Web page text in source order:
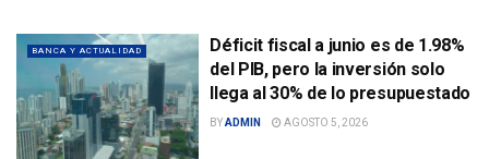
BANCA Y ACTUALIDAD
Déficit fiscal a junio es de 1.98%
del PIB, pero la inversión solo
llega al 30% de lo presupuestado
BYADMIN AGOSTO 5, 2026